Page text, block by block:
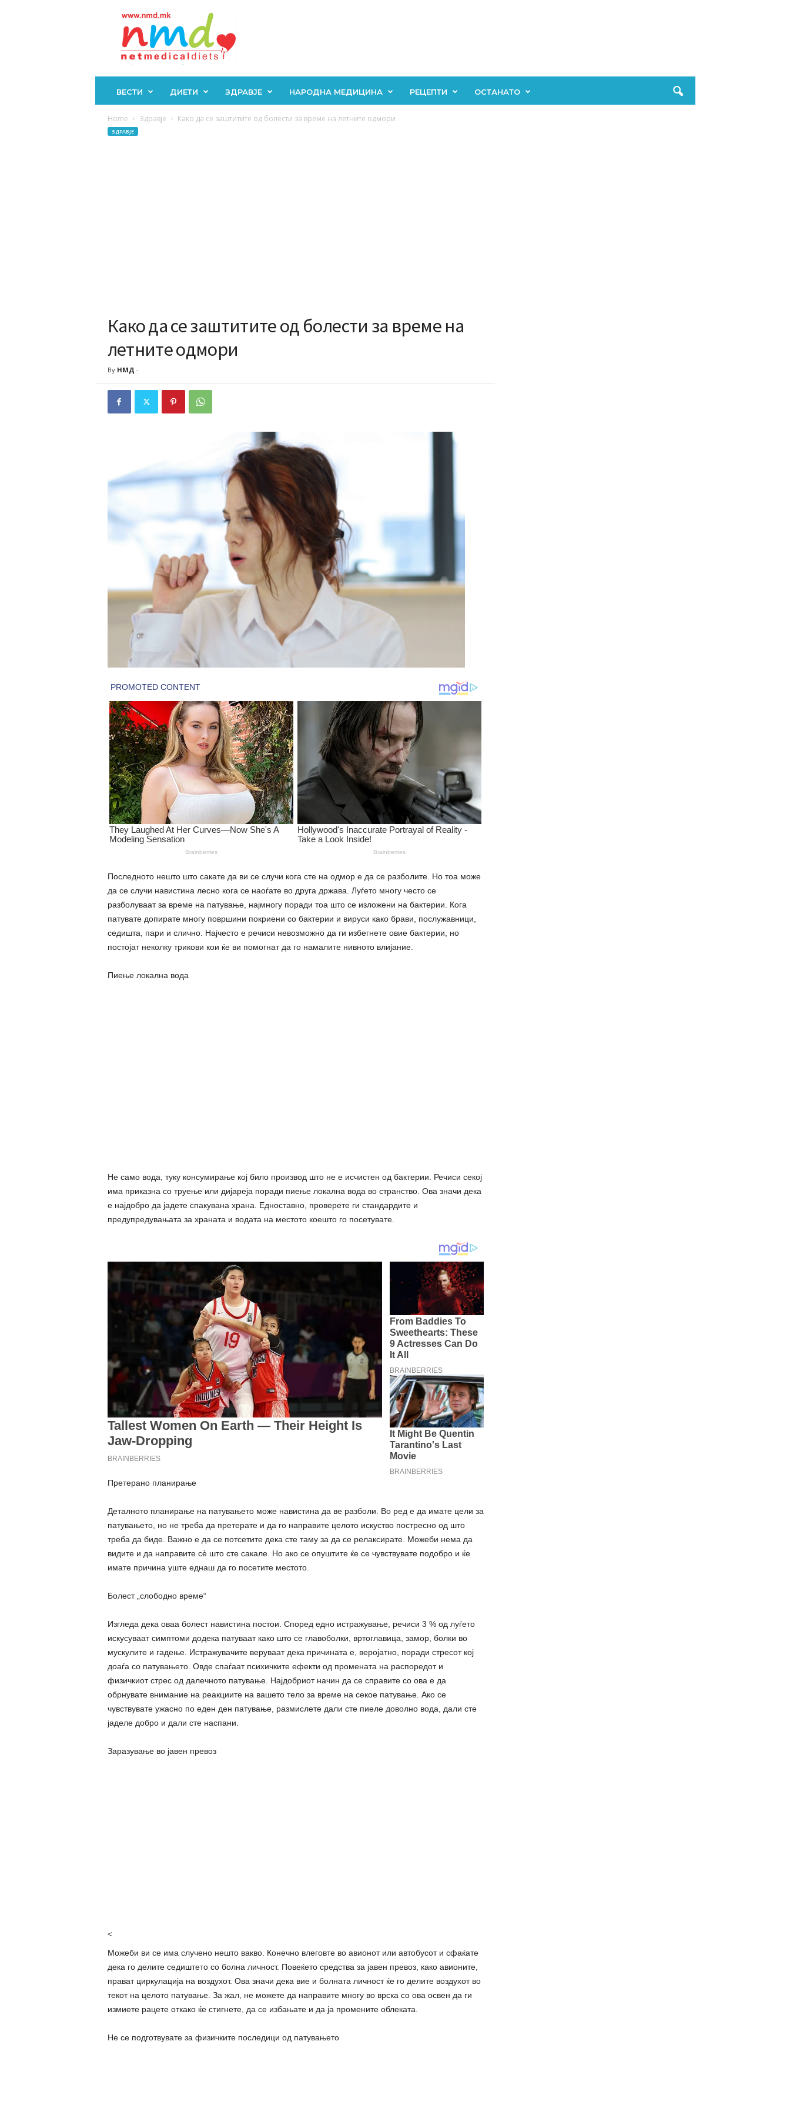
ВЕСТИ ДИЕТИ ЗДРАВЈЕ НАРОДНА МЕДИЦИНА РЕЦЕПТИ ОСТАНАТО
Home Здравје Како да се заштитите од болести за време на летните одмори
ЗДРАВЈЕ
Како да се заштитите од болести за време на
летните одмори
By НМД -
Последното нешто што сакате да ви се случи кога сте на одмор е да се разболите. Но тоа може
да се случи навистина лесно кога се наоѓате во друга држава. Луѓето многу често се
разболуваат за време на патување, најмногу поради тоа што се изложени на бактерии. Кога
патувате допирате многу површини покриени со бактерии и вируси како брави, послужавници,
седишта, пари и слично. Најчесто е речиси невозможно да ги избегнете овие бактерии, но
постојат неколку трикови кои ќе ви помогнат да го намалите нивното влијание.
Пиење локална вода
Не само вода, туку консумирање кој било производ што не е исчистен од бактерии. Речиси секој
има приказна со труење или дијареја поради пиење локална вода во странство. Ова значи дека
е најдобро да јадете спакувана храна. Едноставно, проверете ги стандардите и
предупредувањата за храната и водата на местото коешто го посетувате.
Претерано планирање
Деталното планирање на патувањето може навистина да ве разболи. Во ред е да имате цели за
патувањето, но не треба да претерате и да го направите целото искуство постресно од што
треба да биде. Важно е да се потсетите дека сте таму за да се релаксирате. Можеби нема да
видите и да направите сè што сте сакале. Но ако се опуштите ќе се чувствувате подобро и ќе
имате причина уште еднаш да го посетите местото.
Болест „слободно време“
Изгледа дека оваа болест навистина постои. Според едно истражување, речиси 3 % од луѓето
искусуваат симптоми додека патуваат како што се главоболки, вртоглавица, замор, болки во
мускулите и гадење. Истражувачите веруваат дека причината е, веројатно, поради стресот кој
доаѓа со патувањето. Овде спаѓаат психичките ефекти од промената на распоредот и
физичкиот стрес од далечното патување. Најдобриот начин да се справите со ова е да
обрнувате внимание на реакциите на вашето тело за време на секое патување. Ако се
чувствувате ужасно по еден ден патување, размислете дали сте пиеле доволно вода, дали сте
јаделе добро и дали сте наспани.
Заразување во јавен превоз
<
Можеби ви се има случено нешто вакво. Конечно влеговте во авионот или автобусот и сфаќате
дека го делите седиштето со болна личност. Повеќето средства за јавен превоз, како авионите,
прават циркулација на воздухот. Ова значи дека вие и болната личност ќе го делите воздухот во
текот на целото патување. За жал, не можете да направите многу во врска со ова освен да ги
измиете рацете откако ќе стигнете, да се избањате и да ја промените облеката.
Не се подготвувате за физичките последици од патувањето